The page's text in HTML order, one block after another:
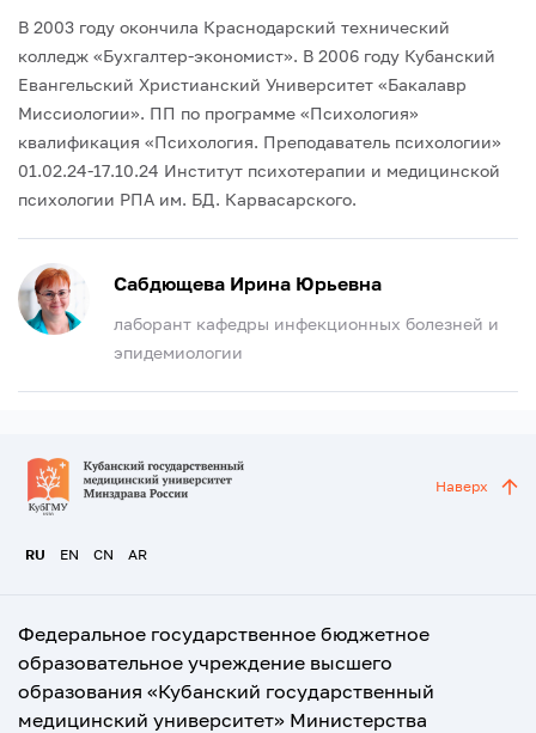
В 2003 году окончила Краснодарский технический
колледж «Бухгалтер-экономист». В 2006 году Кубанский
Евангельский Христианский Университет «Бакалавр
Миссиологии». ПП по программе «Психология»
квалификация «Психология. Преподаватель психологии»
01.02.24-17.10.24 Институт психотерапии и медицинской
психологии РПА им. БД. Карвасарского.
Сабдющева Ирина Юрьевна
лаборант кафедры инфекционных болезней и
эпидемиологии
RU EN CN AR
Наверх
Федеральное государственное бюджетное
образовательное учреждение высшего
образования «Кубанский государственный
медицинский университет» Министерства